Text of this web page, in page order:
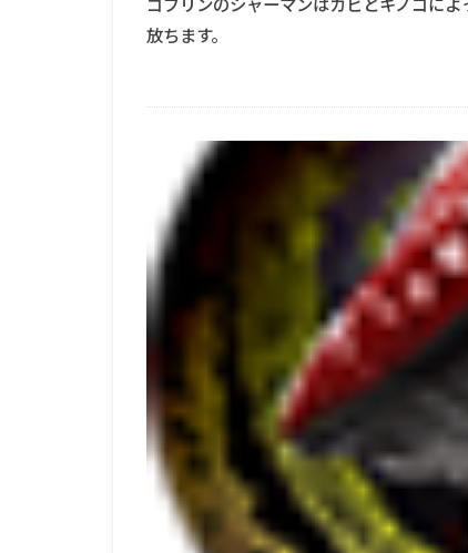
ゴブリンのシャーマンはカビとキノコに
放ちます。